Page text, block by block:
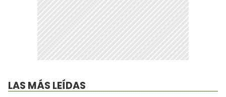
LAS MÁS LEÍDAS